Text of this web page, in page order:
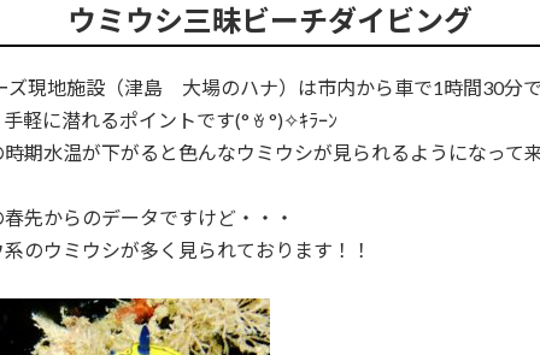
ウミウシ三昧ビーチダイビング
ズ現地施設（津島 大場のハナ）は市内から車で1時間30分で
軽に潜れるポイントです(° ꈊ °)✧ｷﾗｰﾝ
期水温が下がると色んなウミウシが見られるようになって来
先からのデータですけど・・・
のウミウシが多く見られております！！